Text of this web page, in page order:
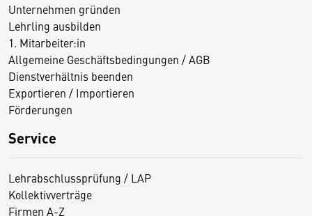
Unternehmen gründen
Lehrling ausbilden
1. Mitarbeiter:in
Allgemeine Geschäftsbedingungen / AGB
Dienstverhältnis beenden
Exportieren / Importieren
Förderungen
Service
Lehrabschlussprüfung / LAP
Kollektivverträge
Firmen A-Z